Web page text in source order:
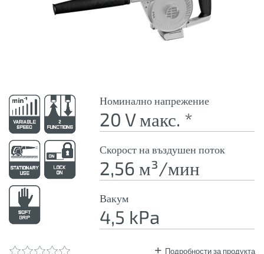
Номинално напрежение
20 V макс. *
Скорост на въздушен поток
2,56 м³/мин
Вакум
4,5 kPa
Подробности за продукта